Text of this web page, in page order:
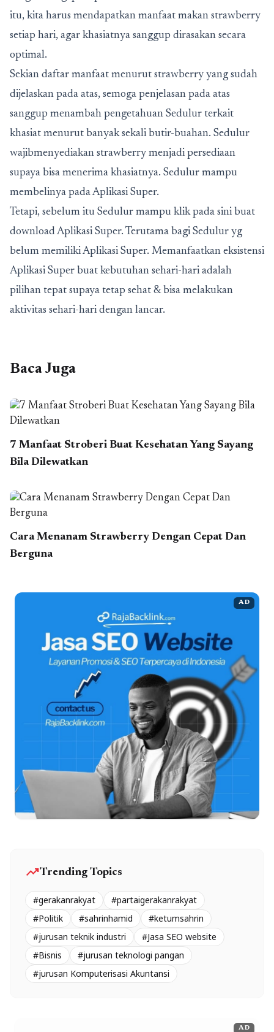
itu, kita harus mendapatkan manfaat makan strawberry
setiap hari, agar khasiatnya sanggup dirasakan secara
optimal.
Sekian daftar manfaat menurut strawberry yang sudah
dijelaskan pada atas, semoga penjelasan pada atas
sanggup menambah pengetahuan Sedulur terkait
khasiat menurut banyak sekali butir-buahan. Sedulur
wajibmenyediakan strawberry menjadi persediaan
supaya bisa menerima khasiatnya. Sedulur mampu
membelinya pada Aplikasi Super.
Tetapi, sebelum itu Sedulur mampu klik pada sini buat
download Aplikasi Super. Terutama bagi Sedulur yg
belum memiliki Aplikasi Super. Memanfaatkan eksistensi
Aplikasi Super buat kebutuhan sehari-hari adalah
pilihan tepat supaya tetap sehat & bisa melakukan
aktivitas sehari-hari dengan lancar.
Baca Juga
7 Manfaat Stroberi Buat Kesehatan Yang Sayang
Bila Dilewatkan
Cara Menanam Strawberry Dengan Cepat Dan
Berguna
AD
trending_upTrending Topics
#gerakanrakyat
#partaigerakanrakyat
#Politik
#sahrinhamid
#ketumsahrin
#jurusan teknik industri
#Jasa SEO website
#Bisnis
#jurusan teknologi pangan
#jurusan Komputerisasi Akuntansi
AD